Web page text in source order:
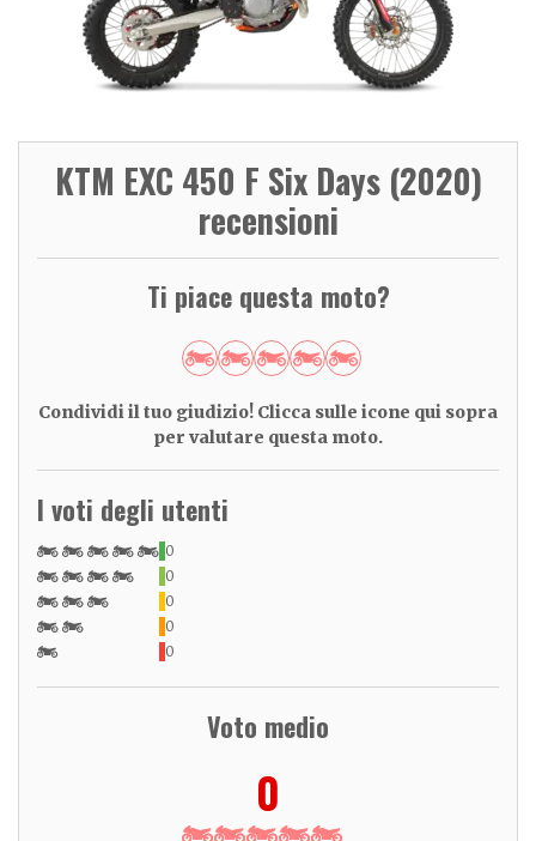
KTM EXC 450 F Six Days (2020)
recensioni
Ti piace questa moto?
Condividi il tuo giudizio! Clicca sulle icone qui sopra
per valutare questa moto.
I voti degli utenti
0
0
0
0
0
Voto medio
0